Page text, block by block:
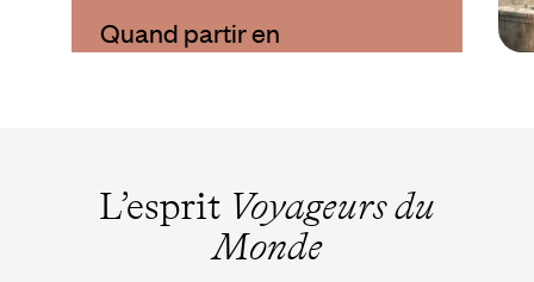
Quand partir en
Azerbaïdjan ?
L’esprit Voyageurs du
Monde